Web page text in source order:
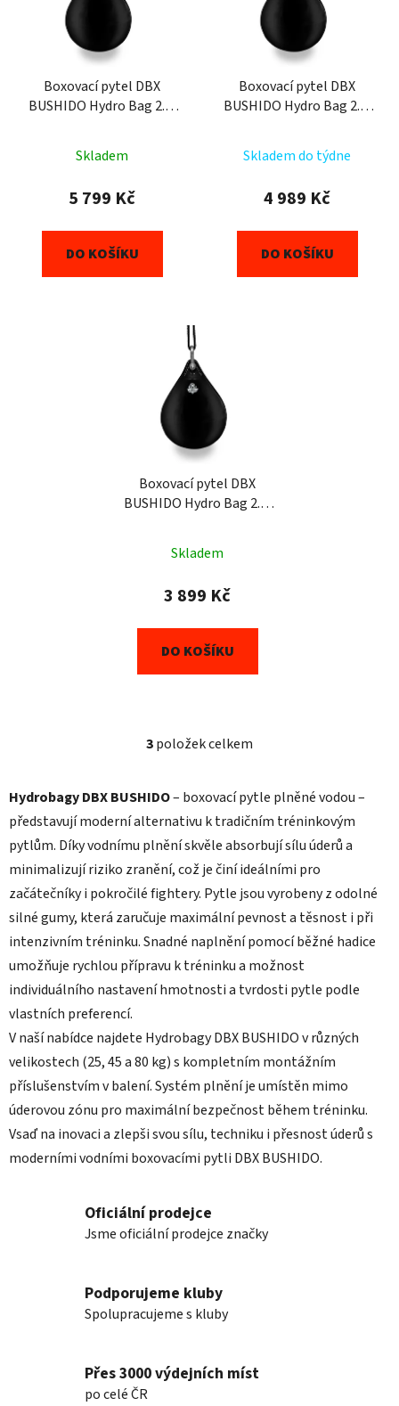
Boxovací pytel DBX
BUSHIDO Hydro Bag 2.0,
Skladem
5 799 Kč
DO KOŠÍKU
Boxovací pytel DBX
BUSHIDO Hydro Bag 2.0,
Skladem do týdne
4 989 Kč
DO KOŠÍKU
Boxovací pytel DBX
BUSHIDO Hydro Bag 2.0,
Skladem
3 899 Kč
DO KOŠÍKU
O
l
á
d
a
c
í
p
r
v
k
y
p
i
s
u
3položek celkem
Hydrobagy DBX BUSHIDO– boxovací pytle plněné vodou –
představují moderní alternativu k tradičním tréninkovým
pytlům. Díky vodnímu plnění skvěle absorbují sílu úderů a
minimalizují riziko zranění, což je činí ideálními pro
začátečníky i pokročilé fightery. Pytle jsou vyrobeny z odolné
silné gumy, která zaručuje maximální pevnost a těsnost i při
intenzivním tréninku. Snadné naplnění pomocí běžné hadice
umožňuje rychlou přípravu k tréninku a možnost
individuálního nastavení hmotnosti a tvrdosti pytle podle
vlastních preferencí.
V naší nabídce najdete Hydrobagy DBX BUSHIDO v různých
velikostech (25, 45 a 80 kg) s kompletním montážním
příslušenstvím v balení. Systém plnění je umístěn mimo
úderovou zónu pro maximální bezpečnost během tréninku.
Vsaď na inovaci a zlepši svou sílu, techniku i přesnost úderů s
moderními vodními boxovacími pytli DBX BUSHIDO.
Oficiální prodejce
Jsme oficiální prodejce značky
Podporujeme kluby
Spolupracujeme s kluby
Přes 3000 výdejních míst
po celé ČR